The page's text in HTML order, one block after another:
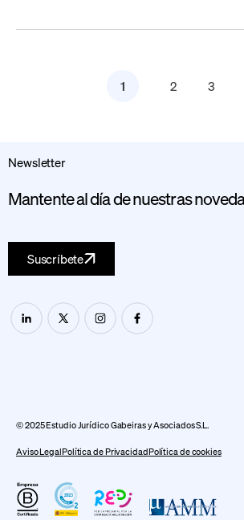
1 2 3
Newsletter
Mantente al día de nuestras
Suscríbete
© 2025 Estudio Jurídico Gabeiras y Asociados S.L.
Aviso LegalPolítica de PrivacidadPolítica de cookies